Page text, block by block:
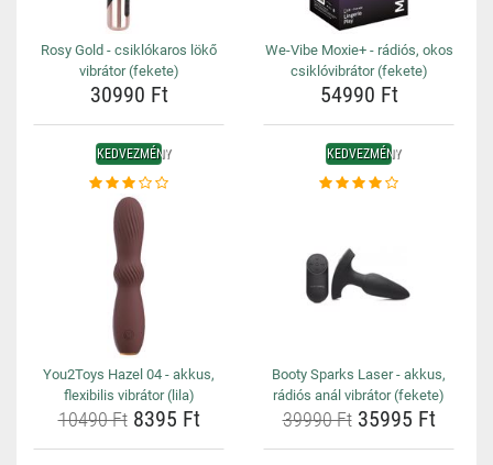
Rosy Gold - csiklókaros lökő
vibrátor (fekete)
30990 Ft
We-Vibe Moxie+ - rádiós, okos
csiklóvibrátor (fekete)
54990 Ft
KEDVEZMÉNY
You2Toys Hazel 04 - akkus,
flexibilis vibrátor (lila)
10490 Ft8395 Ft
KEDVEZMÉNY
Booty Sparks Laser - akkus,
rádiós anál vibrátor (fekete)
39990 Ft35995 Ft